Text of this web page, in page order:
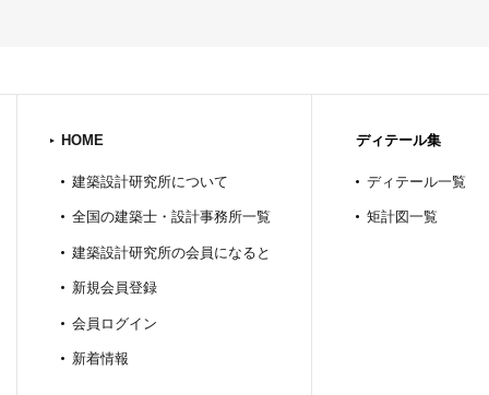
HOME
建築設計研究所について
全国の建築士・設計事務所一覧
建築設計研究所の会員になると
新規会員登録
会員ログイン
新着情報
ディテール集
ディテール一覧
矩計図一覧